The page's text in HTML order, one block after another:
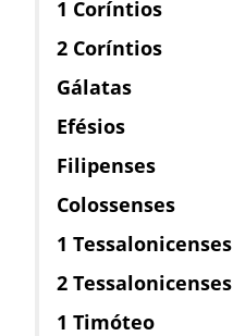
1 Coríntios
2 Coríntios
Gálatas
Efésios
Filipenses
Colossenses
1 Tessalonicenses
2 Tessalonicenses
1 Timóteo